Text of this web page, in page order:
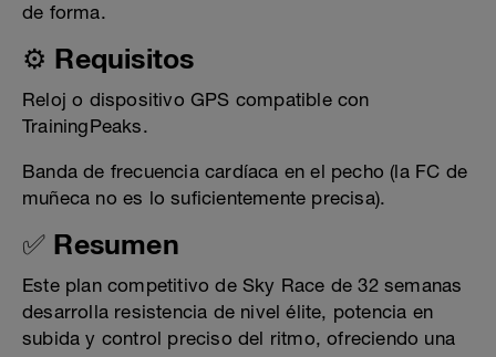
de forma.
⚙️ Requisitos
Reloj o dispositivo GPS compatible con
TrainingPeaks.
Banda de frecuencia cardíaca en el pecho (la FC de
muñeca no es lo suficientemente precisa).
✅ Resumen
Este plan competitivo de Sky Race de 32 semanas
desarrolla resistencia de nivel élite, potencia en
subida y control preciso del ritmo, ofreciendo una